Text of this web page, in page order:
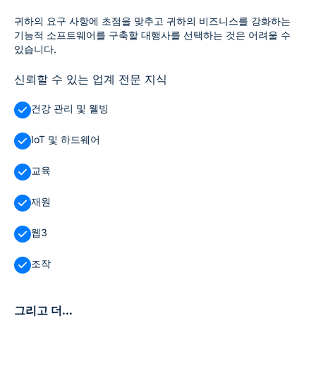
귀하의 요구 사항에 초점을 맞추고 귀하의 비즈니스를 강화하는
기능적 소프트웨어를 구축할 대행사를 선택하는 것은 어려울 수
있습니다.
신뢰할 수 있는 업계 전문 지식
건강 관리 및 웰빙
IoT 및 하드웨어
교육
재원
웹3
조작
그리고 더...